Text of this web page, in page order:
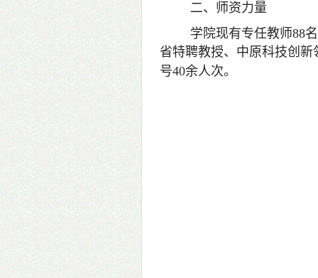
二、师资力量
学院现有专任教师88
省特聘教授、中原科技创
号40余人次。